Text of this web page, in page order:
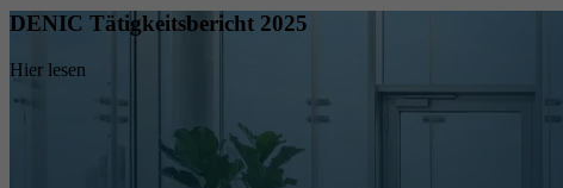
DENIC Tätigkeitsbericht 2025
Hier lesen